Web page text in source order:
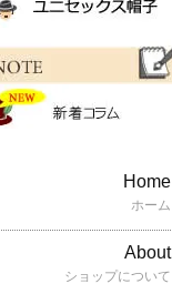
Home
ホーム
About
ショップについて